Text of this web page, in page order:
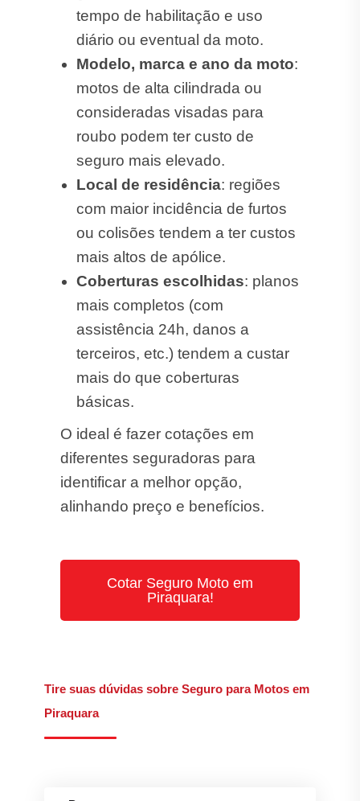
tempo de habilitação e uso
diário ou eventual da moto.
Modelo, marca e ano da moto:
motos de alta cilindrada ou
consideradas visadas para
roubo podem ter custo de
seguro mais elevado.
Local de residência: regiões
com maior incidência de furtos
ou colisões tendem a ter custos
mais altos de apólice.
Coberturas escolhidas: planos
mais completos (com
assistência 24h, danos a
terceiros, etc.) tendem a custar
mais do que coberturas
básicas.
O ideal é fazer cotações em
diferentes seguradoras para
identificar a melhor opção,
alinhando preço e benefícios.
Cotar Seguro Moto em
Piraquara!
Tire suas dúvidas sobre Seguro para Motos em
Piraquara